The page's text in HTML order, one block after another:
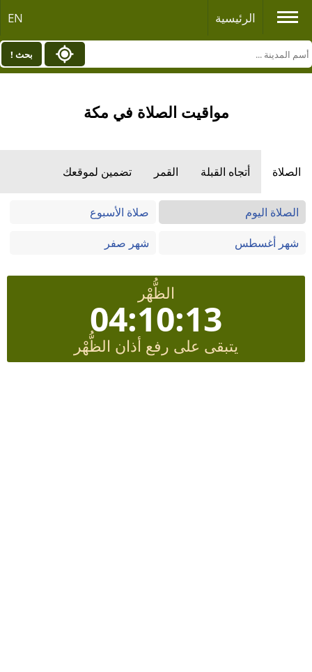
الرئيسية EN
بحث !
مواقيت الصلاة في مكة
الصلاة أتجاه القبلة القمر تضمين لموقعك
الصلاة اليوم
صلاة الأسبوع
شهر أغسطس
شهر صفر
الظُّهْر
04:10:12
يتبقى على رفع أذان الظُّهْر